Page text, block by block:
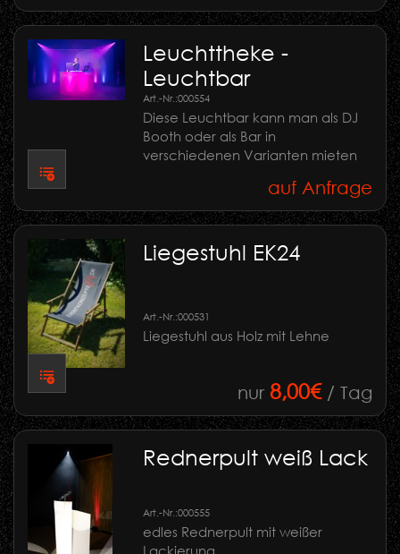
Leuchttheke -
Leuchtbar
Diese Leuchtbar kann man als DJ
Booth oder als Bar in
verschiedenen Varianten mieten
Art.-Nr.:000554
auf Anfrage
Liegestuhl EK24
Liegestuhl aus Holz mit Lehne
Art.-Nr.:000531
nur 8,00€/ Tag
Rednerpult weiß Lack
edles Rednerpult mit weißer
Art.-Nr.:000555